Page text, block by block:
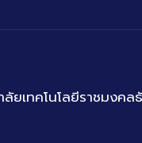
เทคโนโลยีราชมงค